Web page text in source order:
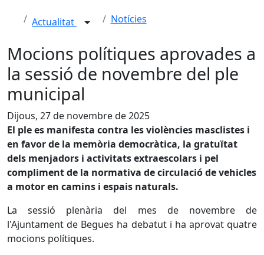
Actualitat Notícies
Mocions polítiques aprovades a
la sessió de novembre del ple
municipal
Dijous, 27 de novembre de 2025
El ple es manifesta contra les violències masclistes i
en favor de la memòria democràtica, la gratuïtat
dels menjadors i activitats extraescolars i pel
compliment de la normativa de circulació de vehicles
a motor en camins i espais naturals.
La sessió plenària del mes de novembre de
l'Ajuntament de Begues ha debatut i ha aprovat quatre
mocions polítiques.